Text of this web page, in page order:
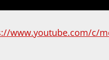
www.youtube.com/c/